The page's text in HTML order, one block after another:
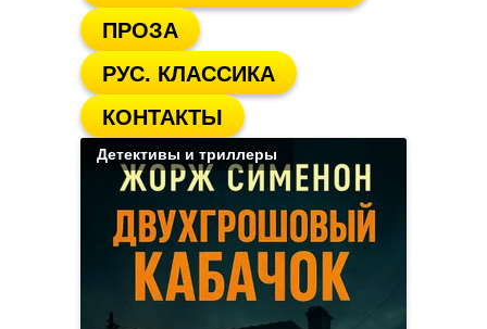
ПРОЗА
РУС. КЛАССИКА
КОНТАКТЫ
Детективы и триллеры